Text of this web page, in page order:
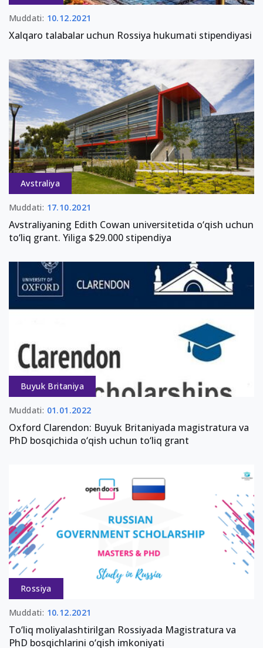
Muddati: 10.12.2021
Xalqaro talabalar uchun Rossiya hukumati stipendiyasi
Avstraliya
Muddati: 17.10.2021
Avstraliyaning Edith Cowan universitetida o‘qish uchun
to‘liq grant. Yiliga $29.000 stipendiya
Buyuk Britaniya
Muddati: 01.01.2022
Oxford Clarendon: Buyuk Britaniyada magistratura va
PhD bosqichida o‘qish uchun to‘liq grant
Rossiya
Muddati: 10.12.2021
To‘liq moliyalashtirilgan Rossiyada Magistratura va
PhD bosqichlarini o‘qish imkoniyati